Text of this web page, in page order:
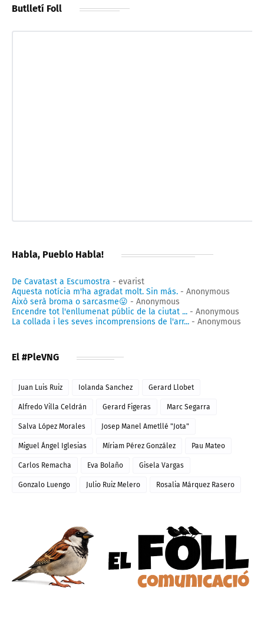
Butlletí Foll
Habla, Pueblo Habla!
De Cavatast a Escumostra - evarist
Aquesta notícia m'ha agradat molt. Sin más. - Anonymous
Això serà broma o sarcasme😛 - Anonymous
Encendre tot l'enllumenat públic de la ciutat ... - Anonymous
La collada i les seves incomprensions de l'arr... - Anonymous
El #PleVNG
Juan Luis Ruiz Iolanda Sanchez Gerard Llobet
Alfredo Villa Celdrán Gerard Figeras Marc Segarra
Salva López Morales Josep Manel Ametllé "Jota"
Miguel Ángel Iglesias Míriam Pérez González Pau Mateo
Carlos Remacha Eva Bolaño Gisela Vargas
Gonzalo Luengo Julio Ruiz Melero Rosalia Márquez Rasero